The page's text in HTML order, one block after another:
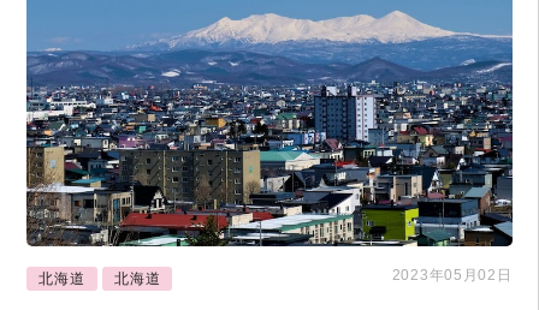
北海道 北海道 2023年05月02日